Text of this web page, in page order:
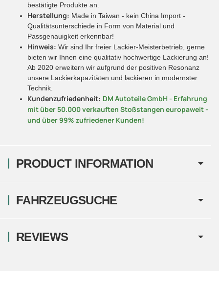
PRODUCT INFORMATION
bestätigte Produkte an.
Herstellung: Made in Taiwan - kein China Import -
Qualitätsunterschiede in Form von Material und
Passgenauigkeit erkennbar!
Hinweis: Wir sind Ihr freier Lackier-Meisterbetrieb, gerne
bieten wir Ihnen eine qualitativ hochwertige Lackierung an!
Ab 2020 erweitern wir aufgrund der positiven Resonanz
unsere Lackierkapazitäten und lackieren in modernster
Technik.
Kundenzufriedenheit: DM Autoteile GmbH - Erfahrung
mit über 50.000 verkauften Stoßstangen europaweit -
und über 99% zufriedener Kunden!
FAHRZEUGSUCHE
REVIEWS